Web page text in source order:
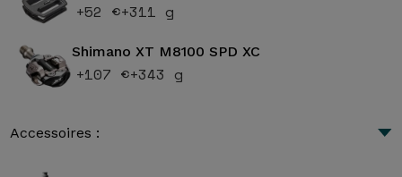
+52 €+311 g
Shimano XT M8100 SPD XC
+107 €+343 g
Accessoires :